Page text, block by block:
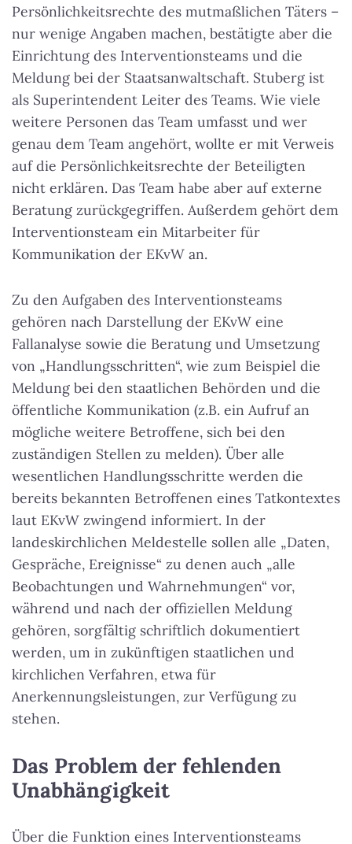
Persönlichkeitsrechte des mutmaßlichen Täters –
nur wenige Angaben machen, bestätigte aber die
Einrichtung des Interventionsteams und die
Meldung bei der Staatsanwaltschaft. Stuberg ist
als Superintendent Leiter des Teams. Wie viele
weitere Personen das Team umfasst und wer
genau dem Team angehört, wollte er mit Verweis
auf die Persönlichkeitsrechte der Beteiligten
nicht erklären. Das Team habe aber auf externe
Beratung zurückgegriffen. Außerdem gehört dem
Interventionsteam ein Mitarbeiter für
Kommunikation der EKvW an.
Zu den Aufgaben des Interventionsteams
gehören nach Darstellung der EKvW eine
Fallanalyse sowie die Beratung und Umsetzung
von „Handlungsschritten“, wie zum Beispiel die
Meldung bei den staatlichen Behörden und die
öffentliche Kommunikation (z.B. ein Aufruf an
mögliche weitere Betroffene, sich bei den
zuständigen Stellen zu melden). Über alle
wesentlichen Handlungsschritte werden die
bereits bekannten Betroffenen eines Tatkontextes
laut EKvW zwingend informiert. In der
landeskirchlichen Meldestelle sollen alle „Daten,
Gespräche, Ereignisse“ zu denen auch „alle
Beobachtungen und Wahrnehmungen“ vor,
während und nach der offiziellen Meldung
gehören, sorgfältig schriftlich dokumentiert
werden, um in zukünftigen staatlichen und
kirchlichen Verfahren, etwa für
Anerkennungsleistungen, zur Verfügung zu
stehen.
Das Problem der fehlenden
Unabhängigkeit
Über die Funktion eines Interventionsteams